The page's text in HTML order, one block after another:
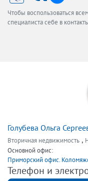
Чтобы воспользоваться
специалиста себе в
Голубева Ольга
Вторичная недвижимость ,
Основной офис:
Приморский офис.
Телефон и